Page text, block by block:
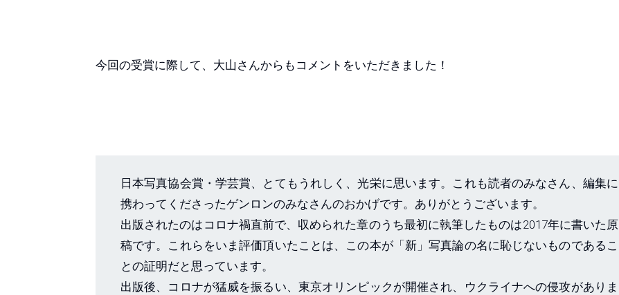
今回の受賞に際して、大山さんからもコメントをいただきました！
日本写真協会賞・学芸賞、とてもうれしく、光栄に思います。これも読者のみなさん、編集に
携わってくださったゲンロンのみなさんのおかげです。ありがとうございます。
出版されたのはコロナ禍直前で、収められた章のうち最初に執筆したものは2017年に書いた原
稿です。これらをいま評価頂いたことは、この本が「新」写真論の名に恥じないものであるこ
との証明だと思っています。
出版後、コロナが猛威を振るい、東京オリンピックが開催され、ウクライナへの侵攻がありま